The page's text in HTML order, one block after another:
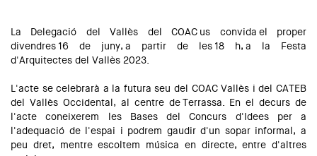
en municipis
La Delegació del Vallès del COAC us convida el proper
divendres 16 de juny, a partir de les 18 h, a la Festa
d'Arquitectes del Vallès 2023.
L'acte se celebrarà a la futura seu del COAC Vallès i del CATEB
del Vallès Occidental, al centre de Terrassa. En el decurs de
l'acte coneixerem les Bases del Concurs d'Idees per a
l'adequació de l'espai i podrem gaudir d'un sopar informal, a
peu dret, mentre escoltem música en directe, entre d'altres